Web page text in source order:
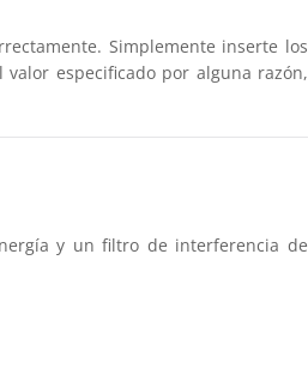
Simplemente inserte los
especificado por alguna razón,
y un filtro de interferencia de